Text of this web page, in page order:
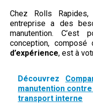
Chez Rolls
entreprise a des
manutention. C’est
conception, composé
d’expérience, est à
Découvrez
manutention
transport interne